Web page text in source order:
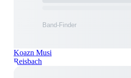
Koazn Musi
Reisbach